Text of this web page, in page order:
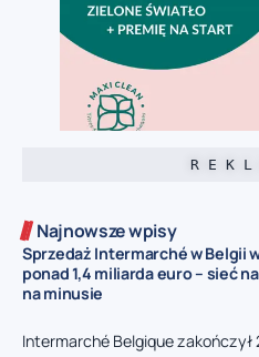
R E K L
Najnowsze wpisy
Sprzedaż Intermarché w Belgii
ponad 1,4 miliarda euro – sieć
na minusie
Intermarché Belgique zakończył